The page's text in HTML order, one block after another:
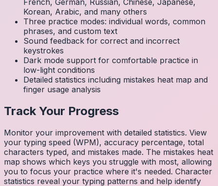
French, German, Russian, Chinese, Japanese,
Korean, Arabic, and many others
Three practice modes: individual words, common
phrases, and custom text
Sound feedback for correct and incorrect
keystrokes
Dark mode support for comfortable practice in
low-light conditions
Detailed statistics including mistakes heat map and
finger usage analysis
Track Your Progress
Monitor your improvement with detailed statistics. View
your typing speed (WPM), accuracy percentage, total
characters typed, and mistakes made. The mistakes heat
map shows which keys you struggle with most, allowing
you to focus your practice where it's needed. Character
statistics reveal your typing patterns and help identify